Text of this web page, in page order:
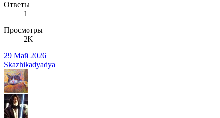
Ответы
1
Просмотры
2K
29 Май 2026
Skazhikadyadya